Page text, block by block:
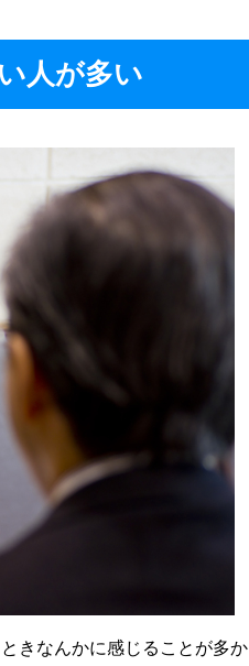
人が多い
きなんかに感じることが多か